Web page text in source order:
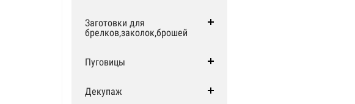
Заготовки для
брелков,заколок,брошей
Пуговицы
Декупаж